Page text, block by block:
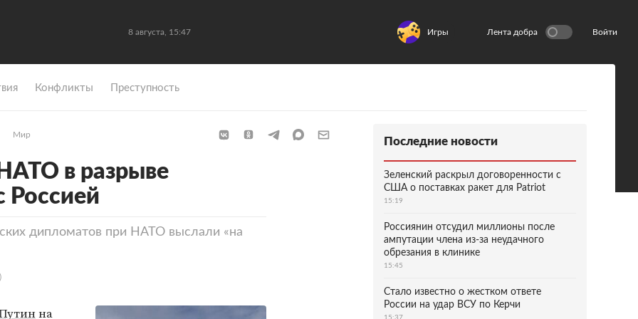
8 августа, 15:47 Игры Лента добра Войти
Конфликты Преступность
Мир
в разрыве
Россией
дипломатов при НАТО выслали «на
на
Последние новости
Зеленский раскрыл договоренности с
США о поставках ракет для Patriot
15:19
Россиянин отсудил миллионы после
ампутации члена из-за неудачного
обрезания в клинике
15:45
Стало известно о жестком ответе
России на удар ВСУ по Керчи
15:37